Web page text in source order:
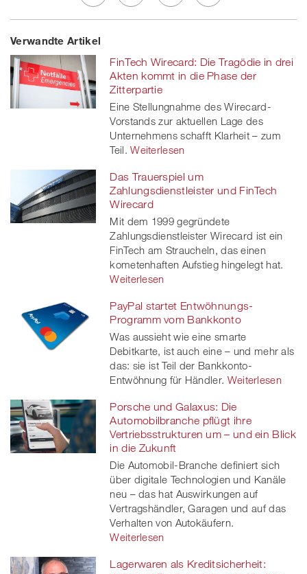
Share
on
Facebook
Twe
on
twitt
er
Share
linkedin
Share
Xing
Verwandte Artikel
FinTech Wirecard: Die Tragödie in drei
Akten kommt in die Phase der
Zitterpartie
Eine Stellungnahme des Wirecard-
Vorstands zur aktuellen Lage des
Unternehmens schafft Klarheit – zum
Teil. Weiterlesen
Das Trauerspiel um
Zahlungsdienstleister und FinTech
Wirecard
Mit dem 1999 gegründete
Zahlungsdienstleister Wirecard ist ein
FinTech am Straucheln, das einen
kometenhaften Aufstieg hingelegt hat.
Weiterlesen
PayPal startet Entwöhnungs-
Programm vom Bankkonto
Was aussieht wie eine smarte
Debitkarte, ist auch eine – und mehr als
das: sie ist Teil der Bankkonto-
Entwöhnung für Händler. Weiterlesen
Porsche und Galaxus: Die
Automobilbranche pflügt ihre
Vertriebsstrukturen um – und ein Blick
in die Zukunft
Die Automobil-Branche definiert sich
über digitale Technologien und Kanäle
neu – das hat Auswirkungen auf
Vertragshändler, Garagen und auf das
Verhalten von Autokäufern.
Weiterlesen
Lagerwaren als Kreditsicherheit: